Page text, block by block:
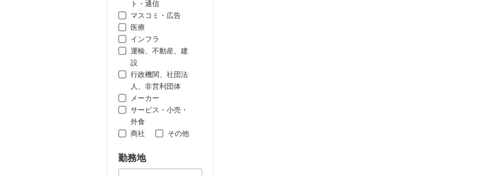
ト・通信
マスコミ・広告
医療
インフラ
運輸、不動産、建
設
行政機関、社団法
人、非営利団体
メーカー
サービス・小売・
外食
商社
その他
勤務地